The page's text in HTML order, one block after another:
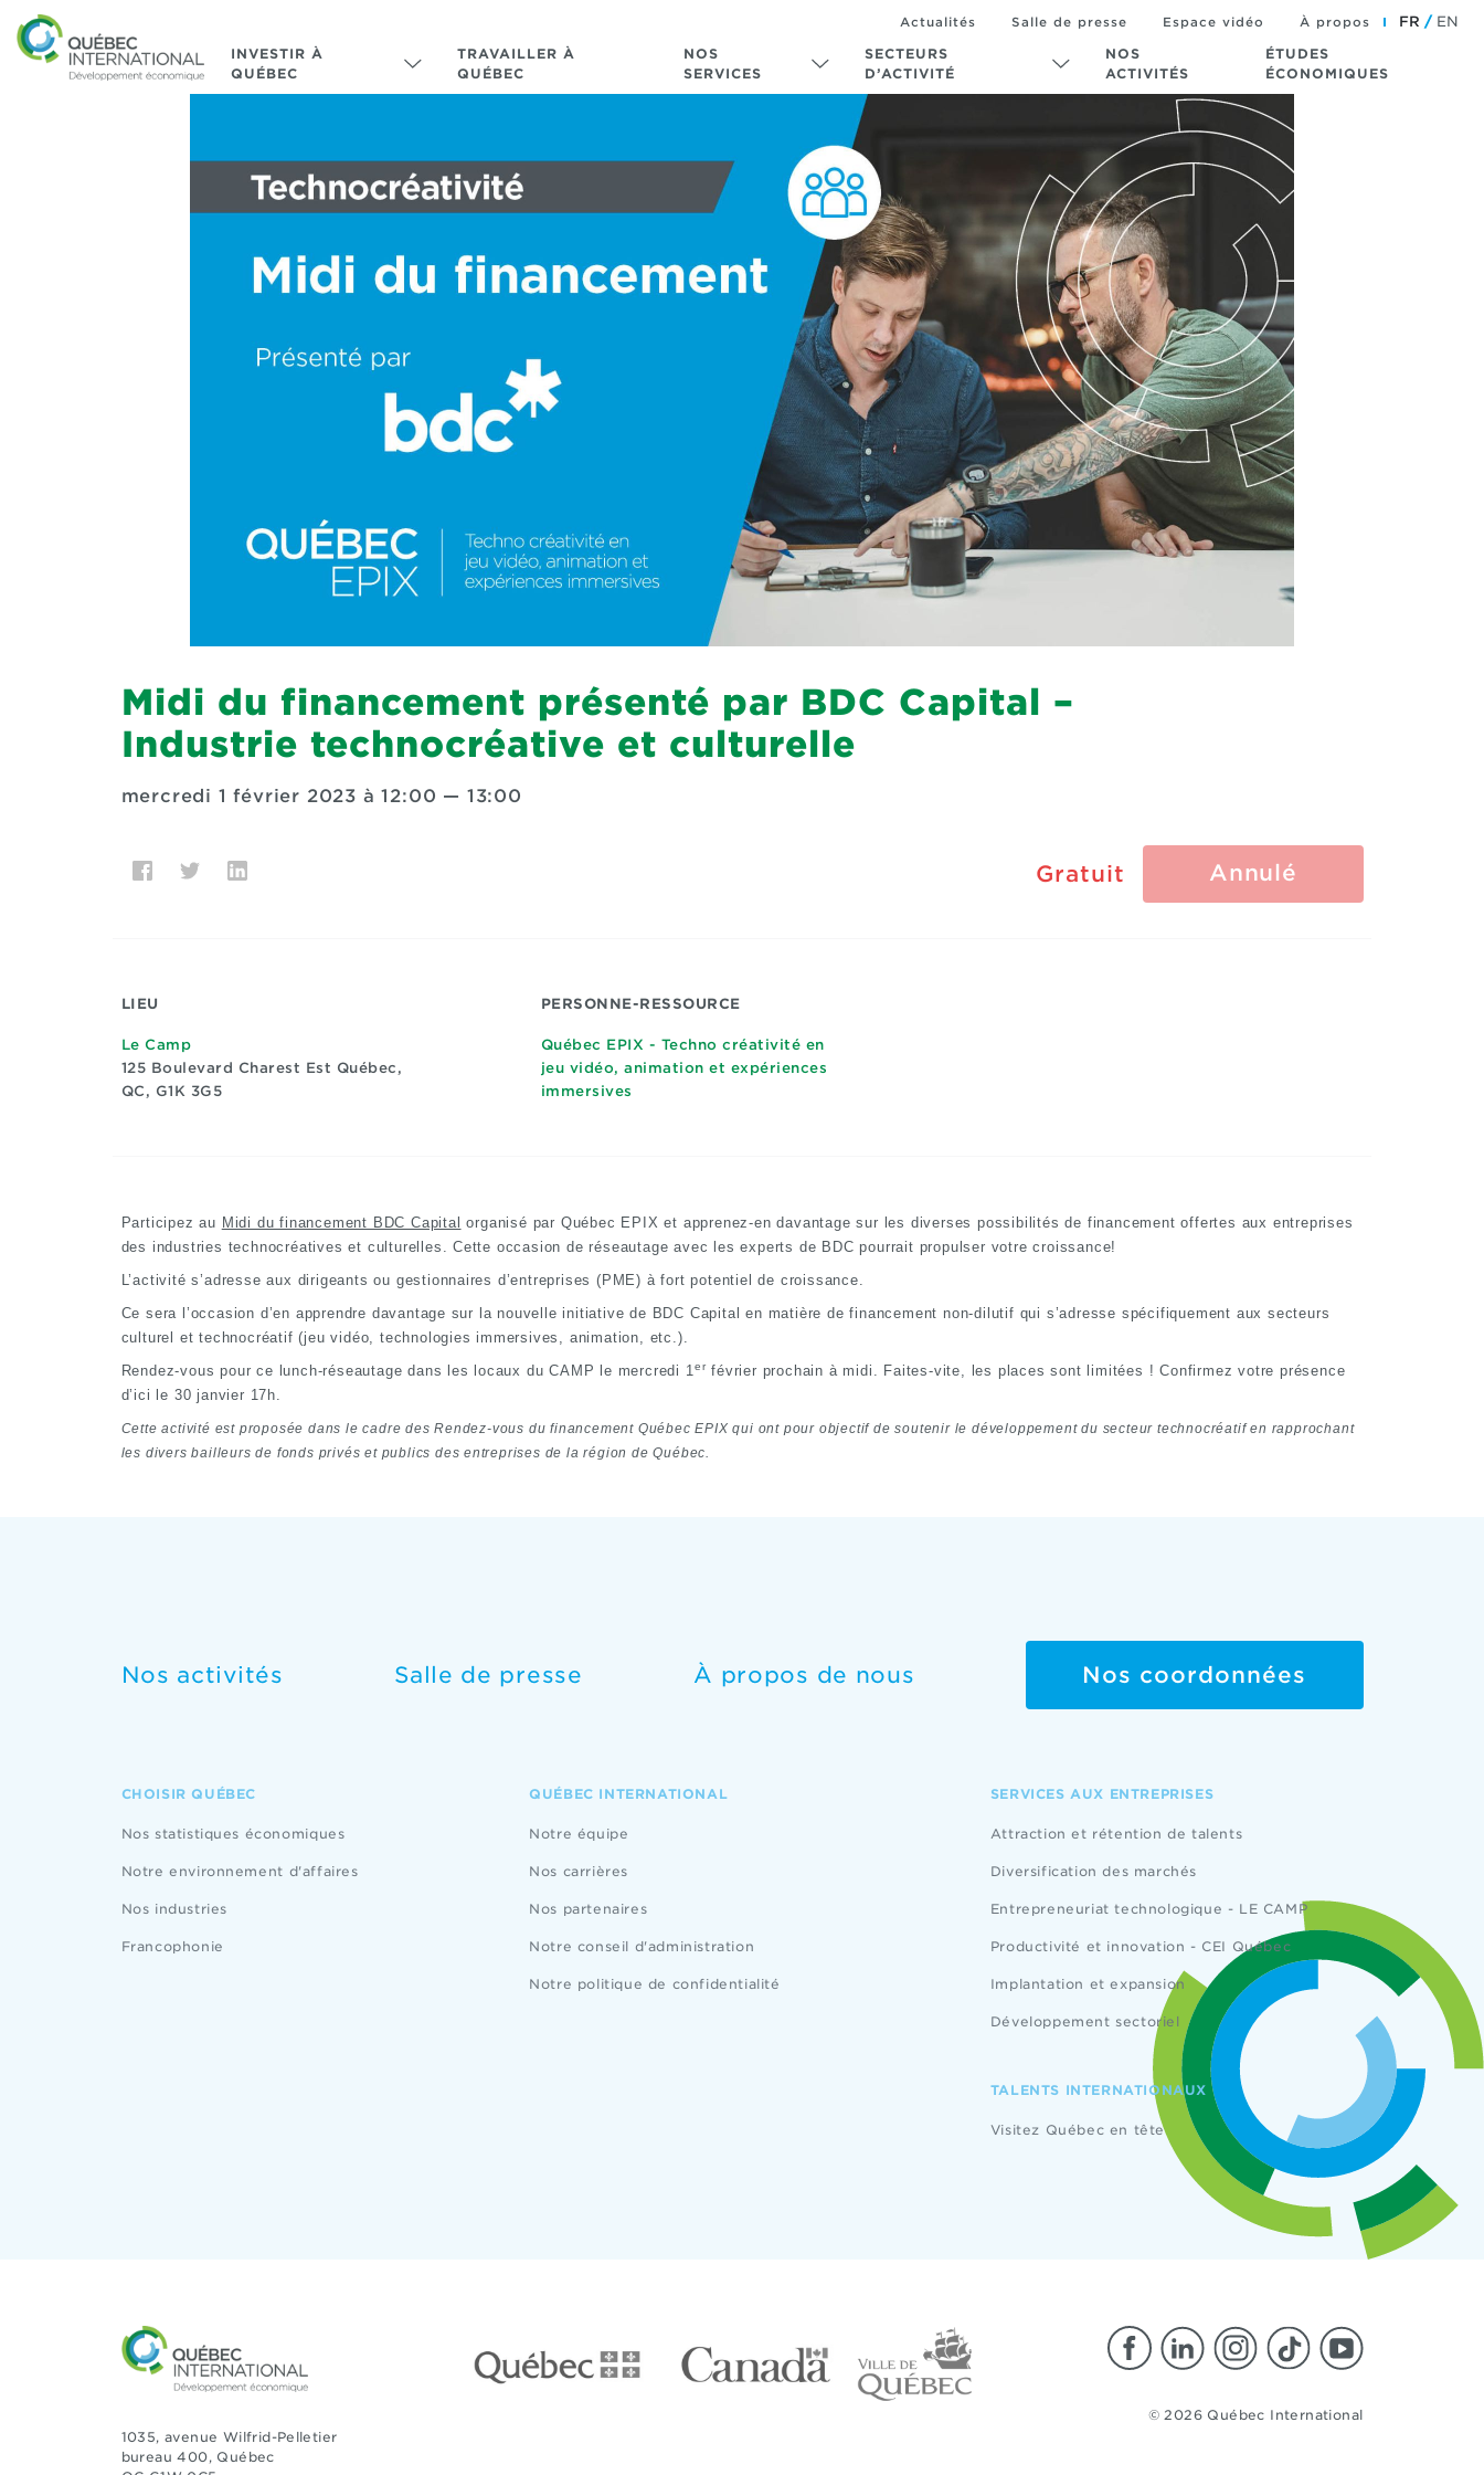
INVESTIR À
QUÉBEC
TRAVAILLER À
QUÉBEC
NOS
SERVICES
SECTEURS
D’ACTIVITÉ
NOS
ACTIVITÉS
ÉTUDES
ÉCONOMIQUES
Actualités Salle de presse Espace vidéo À propos FR EN
Midi du financement présenté par BDC Capital –
Industrie technocréative et culturelle
mercredi 1 février 2023 à 12:00 — 13:00
Gratuit Annulé
LIEU
Le Camp
125 Boulevard Charest Est Québec,
QC, G1K 3G5
PERSONNE-RESSOURCE
Québec EPIX - Techno créativité en
jeu vidéo, animation et expériences
immersives
Participez au Midi du financement BDC Capital organisé par Québec EPIX et apprenez-en davantage sur les diverses possibilités de financement offertes aux entreprises
des industries technocréatives et culturelles. Cette occasion de réseautage avec les experts de BDC pourrait propulser votre croissance!
L’activité s’adresse aux dirigeants ou gestionnaires d’entreprises (PME) à fort potentiel de croissance.
Ce sera l’occasion d’en apprendre davantage sur la nouvelle initiative de BDC Capital en matière de financement non-dilutif qui s’adresse spécifiquement aux secteurs
culturel et technocréatif (jeu vidéo, technologies immersives, animation, etc.).
Rendez-vous pour ce lunch-réseautage dans les locaux du CAMP le mercredi 1erfévrier prochain à midi. Faites-vite, les places sont limitées ! Confirmez votre présence
d’ici le 30 janvier 17h.
Cette activité est proposée dans le cadre des Rendez-vous du financement Québec EPIX qui ont pour objectif de soutenir le développement du secteur technocréatif en rapprochant
les divers bailleurs de fonds privés et publics des entreprises de la région de Québec.
Nos activités Salle de presse À propos de nous Nos coordonnées
CHOISIR QUÉBEC
Nos statistiques économiques
Notre environnement d'affaires
Nos industries
Francophonie
QUÉBEC INTERNATIONAL
Notre équipe
Nos carrières
Nos partenaires
Notre conseil d'administration
Notre politique de confidentialité
SERVICES AUX ENTREPRISES
Attraction et rétention de talents
Diversification des marchés
Entrepreneuriat technologique - LE CAMP
Productivité et innovation - CEI Québec
Implantation et expansion
Développement sectoriel
TALENTS INTERNATIONAUX
Visitez Québec en tête
1035, avenue Wilfrid-Pelletier
bureau 400, Québec
© 2026 Québec International